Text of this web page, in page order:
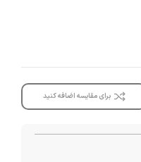
برای مقایسه اضافه کنید